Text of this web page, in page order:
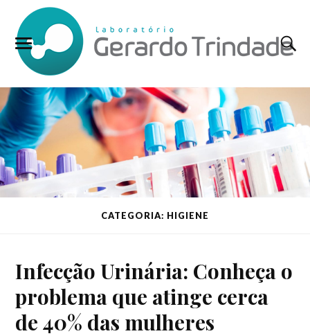
CATEGORIA: HIGIENE
Infecção Urinária: Conheça o
problema que atinge cerca
de 40% das mulheres